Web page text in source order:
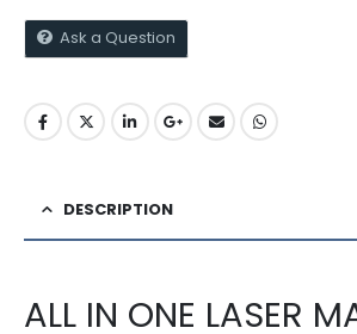
Ask a Question
DESCRIPTION
ALL IN ONE LASER